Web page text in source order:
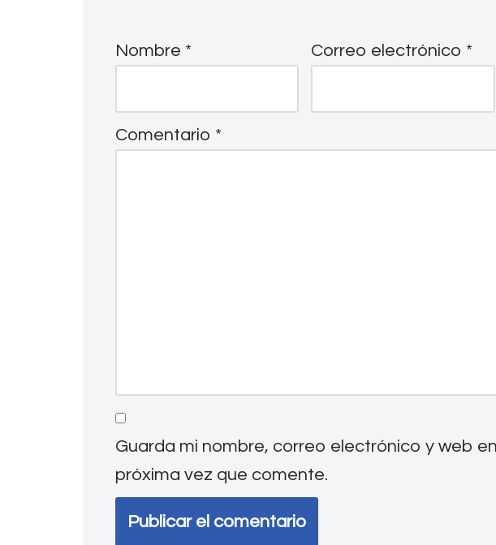
Nombre * Correo electrónico *
Comentario *
Guarda mi nombre, correo electrónico y web
próxima vez que comente.